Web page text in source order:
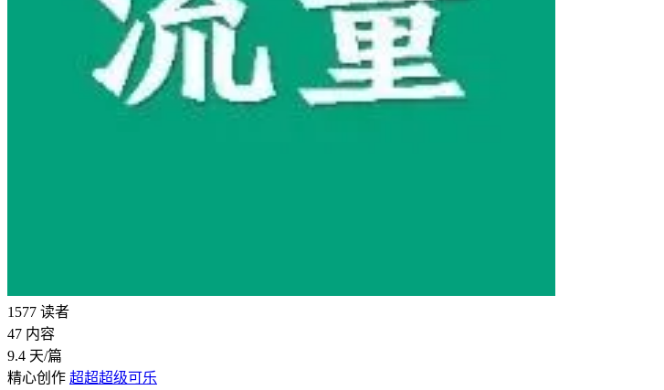
1577 读者
47 内容
9.4 天/篇
精心创作 超超超级可乐